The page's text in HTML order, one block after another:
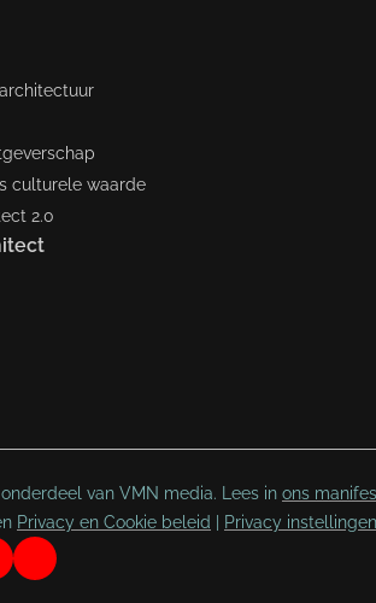
culturele waarde
2.0
van VMN media. Lees in ons
Privacy en Cookie beleid Privacy instellingen